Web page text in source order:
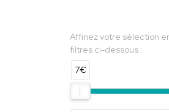
Affinez votre sélection
filtres ci-dessous :
7€